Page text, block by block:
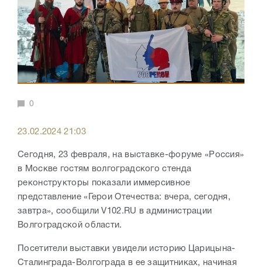
0
23.02.2024 21:03
Сегодня, 23 февраля, на выставке-форуме «Россия»
в Москве гостям волгоградского стенда
реконструкторы показали иммерсивное
представление «Герои Отечества: вчера, сегодня,
завтра», сообщили V102.RU в администрации
Волгоградской области.
Посетители выставки увидели историю Царицына-
Сталинграда-Волгограда в ее защитниках, начиная